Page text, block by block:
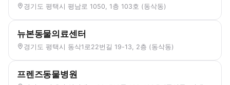
경기도 평택시 평남로 1050, 1층 103호 (동삭동)
뉴본동물의료센터
경기도 평택시 동삭1로22번길 19-13, 2층 (동삭동)
프렌즈동물병원